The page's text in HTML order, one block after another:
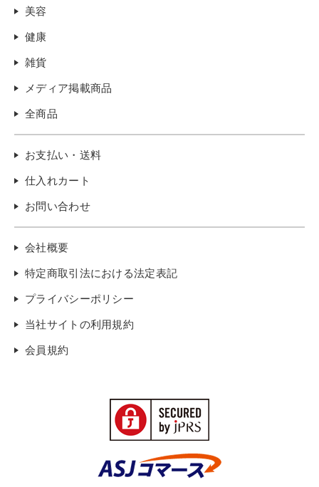
美容
健康
雑貨
メディア掲載商品
全商品
お支払い・送料
仕入れカート
お問い合わせ
会社概要
特定商取引法における法定表記
プライバシーポリシー
当社サイトの利用規約
会員規約